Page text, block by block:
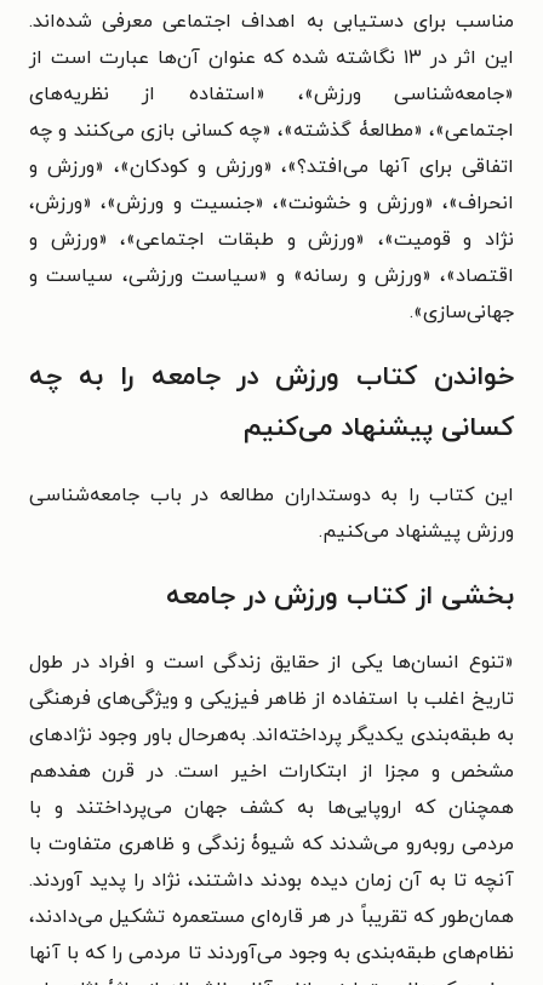
مناسب برای دستیابی به اهداف اجتماعی معرفی شده‌اند.
این اثر در ۱۳ نگاشته شده که عنوان آن‌ها عبارت است از
«جامعه‌شناسی ورزش»، «استفاده از نظریه‌های
اجتماعی»، «مطالعۀ گذشته»، «چه کسانی بازی می‌کنند و چه
اتفاقی برای آنها می‌افتد؟»، «ورزش و کودکان»، «ورزش و
انحراف»، «ورزش و خشونت»، «جنسیت و ورزش»، «ورزش،
نژاد و قومیت»، «ورزش و طبقات اجتماعی»، «ورزش و
اقتصاد»، «ورزش و رسانه» و «سیاست ورزشی، سیاست و
جهانی‌سازی».
خواندن کتاب ورزش در جامعه را به چه
کسانی پیشنهاد می‌کنیم
این کتاب را به دوستداران مطالعه در باب جامعه‌شناسی
ورزش پیشنهاد می‌کنیم.
بخشی از کتاب ورزش در جامعه
«تنوع انسان‌ها یکی از حقایق زندگی است و افراد در طول
تاریخ اغلب با استفاده از ظاهر فیزیکی و ویژگی‌های فرهنگی
به طبقه‌بندی یکدیگر پرداخته‌اند. به‌هرحال باور وجود نژادهای
مشخص و مجزا از ابتکارات اخیر است. در قرن هفدهم
همچنان که اروپایی‌ها به کشف جهان می‌پرداختند و با
مردمی روبه‌رو می‌شدند که شیوۀ زندگی و ظاهری متفاوت با
آنچه تا به آن زمان دیده بودند داشتند، نژاد را پدید آوردند.
همان‌طور که تقریباً در هر قاره‌ای مستعمره تشکیل می‌دادند،
نظام‌های طبقه‌بندی به وجود می‌آوردند تا مردمی را که با آنها